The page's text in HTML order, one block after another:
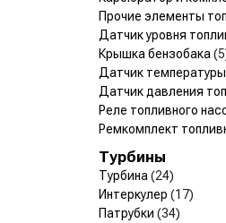
Прочие элементы
Датчик уровня
Крышка бензобака
Датчик
Датчик давления
Реле топливного
Ремкомплект
Турбины
Турбина (24)
Интеркулер (17)
Патрубки (34)